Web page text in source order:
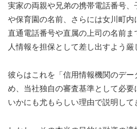
実家の両親や兄弟の携帯電話番号、
や保育園の名前、さらには女川町
直通電話番号や直属の上司の名前ま
人情報を担保として差し出すよう厳
彼らはこれを「信用情報機関のデー
め、当社独自の審査基準として必要
いかにも尤もらしい理由で説明して